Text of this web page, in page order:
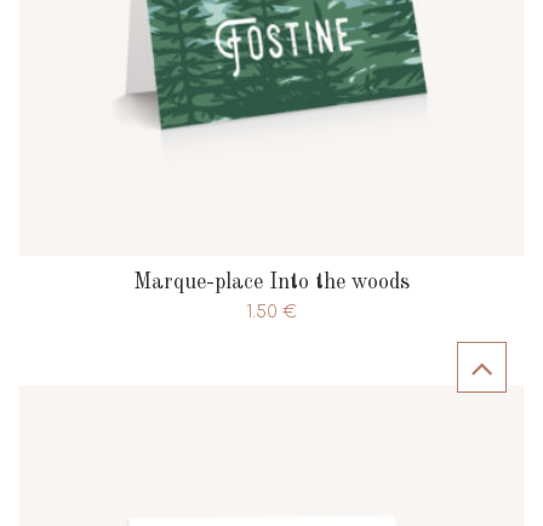
Marque-place Into the woods
1.50 €